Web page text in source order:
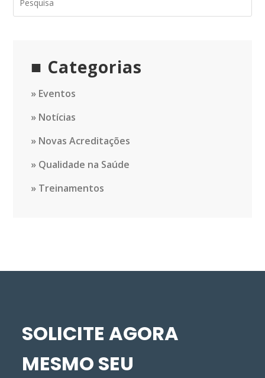
Categorias
Eventos
Notícias
Novas Acreditações
Qualidade na Saúde
Treinamentos
SOLICITE AGORA
MESMO SEU